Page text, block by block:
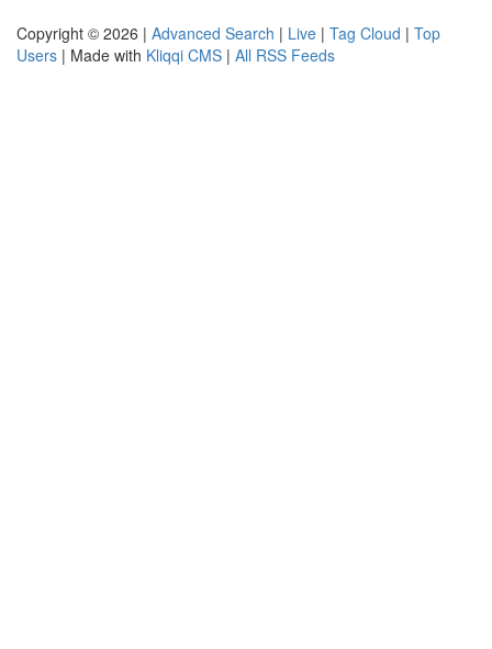
Copyright © 2026 | Advanced Search | Live | Tag Cloud | Top
Users | Made with Kliqqi CMS | All RSS Feeds